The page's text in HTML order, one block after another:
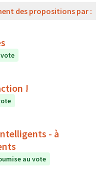
des propositions par :
!
- à
au vote